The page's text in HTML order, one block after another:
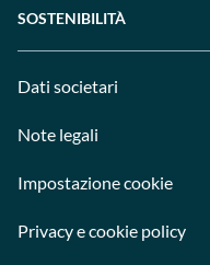
SOSTENIBILITÀ
Dati societari
Note legali
Impostazione cookie
Privacy e cookie policy